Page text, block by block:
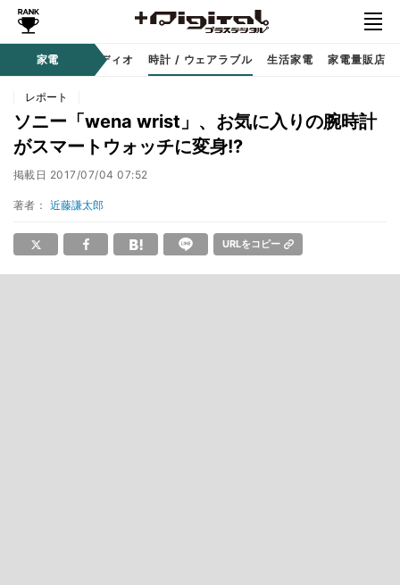
家電
サウンド / オーディオ 時計 / ウェアラブル 生活家電 家電量販店
レポート
ソニー「wena wrist」、お気に入りの腕時計
がスマートウォッチに変身!?
掲載日 2017/07/04 07:52
著者： 近藤謙太郎
URLをコピー